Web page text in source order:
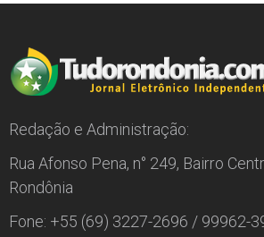
Redação e Administração:
Rua Afonso Pena, n° 249, Bairro
Rondônia
Fone: +55 (69) 3227-2696 / 99962-